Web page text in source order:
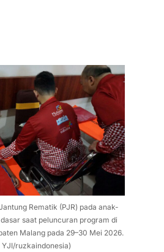
Rematik (PJR) pada anak-
saat peluncuran program di
Malang pada 29–30 Mei 2026.
YJI/ruzkaindonesia)